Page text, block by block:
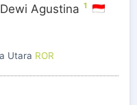
Dewi Agustina 1
Utara ROR